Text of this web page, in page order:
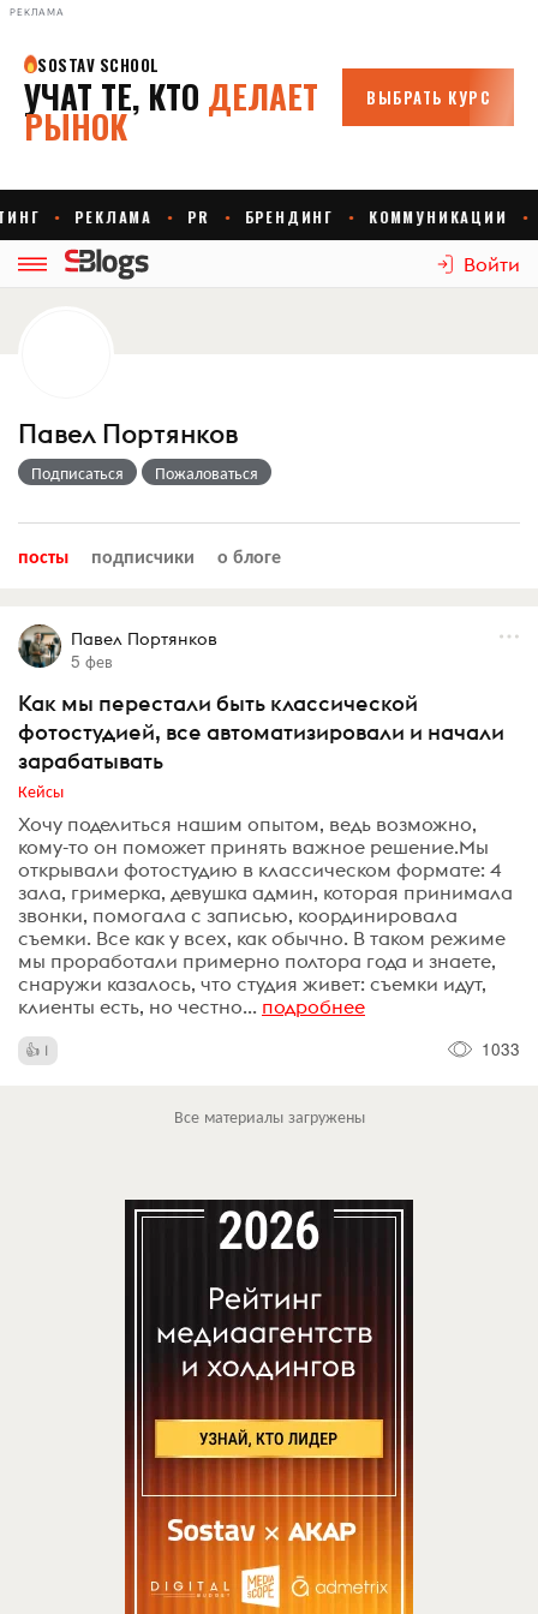
РЕКЛАМА
Войти
Павел Портянков
Подписаться Пожаловаться
посты подписчики о блоге
Павел Портянков
5 фев
Как мы перестали быть классической
фотостудией, все автоматизировали и начали
зарабатывать
Кейсы
Хочу поделиться нашим опытом, ведь возможно,
кому-то он поможет принять важное решение.Мы
открывали фотостудию в классическом формате: 4
зала, гримерка, девушка админ, которая принимала
звонки, помогала с записью, координировала
съемки. Все как у всех, как обычно. В таком режиме
мы проработали примерно полтора года и знаете,
снаружи казалось, что студия живет: съемки идут,
клиенты есть, но честно... подробнее
1 1033
Все материалы загружены